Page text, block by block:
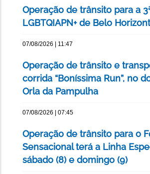
Operação de trânsito para a
LGBTQIAPN+ de Belo
07/08/2026 | 11:47
Operação de trânsito e
corrida “Boníssima Run”, no
Orla da Pampulha
07/08/2026 | 07:45
Operação de trânsito para o
Sensacional terá a Linha
sábado (8) e domingo (9)